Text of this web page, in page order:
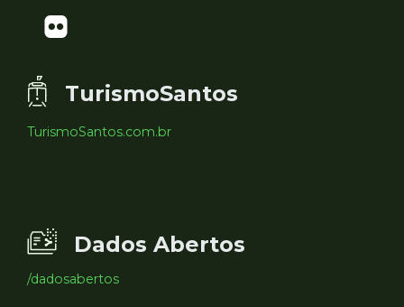
TurismoSantos
TurismoSantos.com.br
Dados Abertos
/dadosabertos